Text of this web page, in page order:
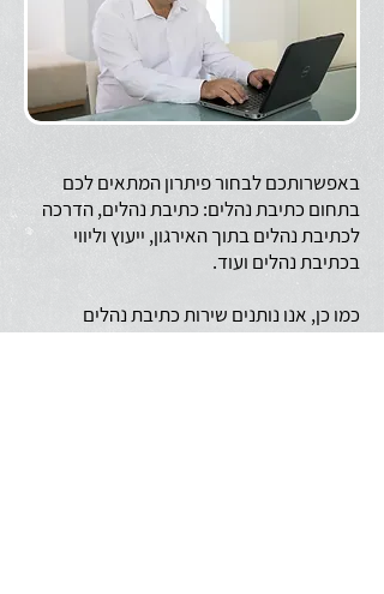
באפשרותכם לבחור פיתרון המתאים לכם
בתחום כתיבת נהלים: כתיבת נהלים, הדרכה
לכתיבת נהלים בתוך האירגון, ייעוץ וליווי
בכתיבת נהלים ועוד.
כמו כן, אנו נותנים שירות כתיבת נהלים
בתחומי עבודה רבים אחרים, ביניהם: